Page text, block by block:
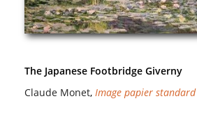
The Japanese Footbridge Giverny
Claude Monet,Image papier standard